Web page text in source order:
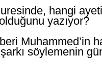
hangi
yazıyor?
Muhammed’in
söylemenin